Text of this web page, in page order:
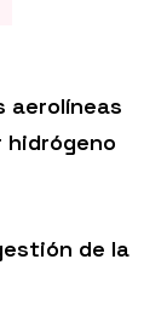
aerolíneas
de la